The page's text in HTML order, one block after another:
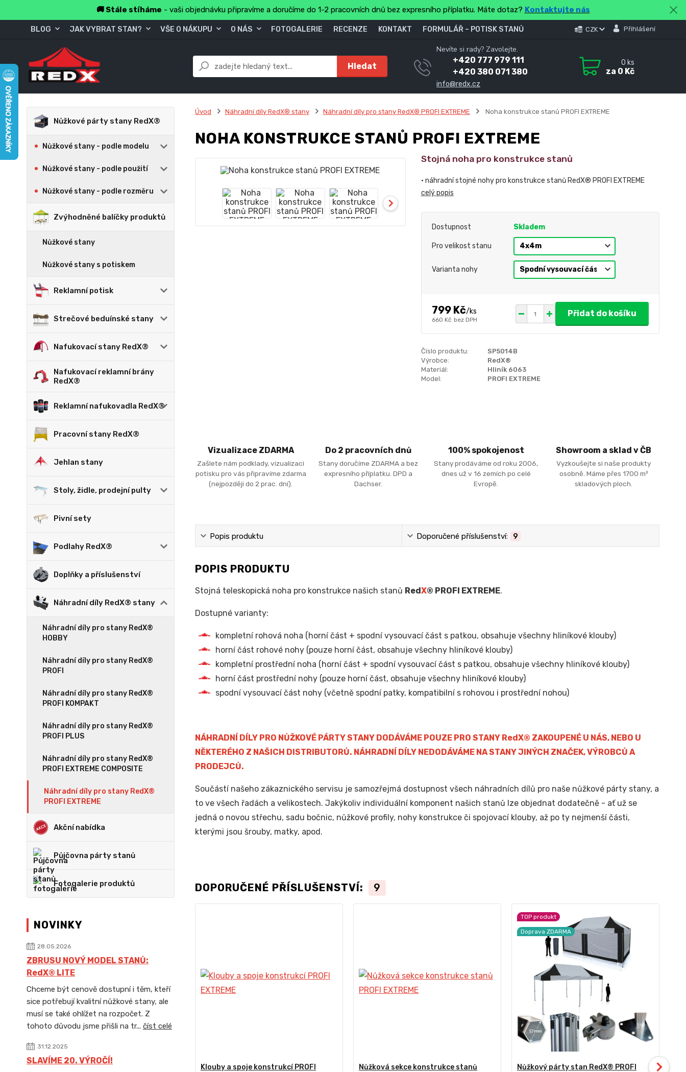
🚚 Stále stíháme - vaši objednávku připravíme a doručíme do 1-2 pracovních dnů bez expresního příplatku. Máte dotaz? Kontaktujte nás
BLOG JAK VYBRAT STAN? VŠE O NÁKUPU O NÁS FOTOGALERIE RECENZE KONTAKT FORMULÁŘ – POTISK STANŮ CZK Přihlášení
Hledat
Nevíte si rady? Zavolejte.
+420 777 979 111
+420 380 071 380
info@redx.cz
0 ks
za 0 Kč
Nůžkové párty stany RedX®
Nůžkové stany - podle modelu
Nůžkové stany - podle použití
Nůžkové stany - podle rozměru
Zvýhodněné balíčky produktů
Nůžkové stany
Nůžkové stany s potiskem
Reklamní potisk
Strečové beduínské stany
Nafukovací stany RedX®
Nafukovací reklamní brány
RedX®
Reklamní nafukovadla RedX®
Pracovní stany RedX®
Jehlan stany
Stoly, židle, prodejní pulty
Pivní sety
Podlahy RedX®
Doplňky a příslušenství
Náhradní díly RedX® stany
Náhradní díly pro stany RedX®
HOBBY
Náhradní díly pro stany RedX®
PROFI
Náhradní díly pro stany RedX®
PROFI KOMPAKT
Náhradní díly pro stany RedX®
PROFI PLUS
Náhradní díly pro stany RedX®
PROFI EXTREME COMPOSITE
Náhradní díly pro stany RedX®
PROFI EXTREME
Akční nabídka
Půjčovna párty stanů
Fotogalerie produktů
NOVINKY
28.05.2026
ZBRUSU NOVÝ MODEL STANŮ:
RedX® LITE
Chceme být cenově dostupní i těm, kteří
sice potřebují kvalitní nůžkové stany, ale
musí se také ohlížet na rozpočet. Z
tohoto důvodu jsme přišli na tr... číst celé
31.12.2025
SLAVÍME 20. VÝROČÍ!
Úvod Náhradní díly RedX® stany Náhradní díly pro stany RedX® PROFI EXTREME Noha konstrukce stanů PROFI EXTREME
NOHA KONSTRUKCE STANŮ PROFI EXTREME
Stojná noha pro konstrukce stanů
• náhradní stojné nohy pro konstrukce stanů RedX® PROFI EXTREME
celý popis
Dostupnost Skladem
Pro velikost stanu
Varianta nohy
799 Kč/ks
660 Kč bez DPH
Přidat do košíku
Číslo produktu:
SP5014B
Výrobce:
RedX®
Materiál:
Hliník 6063
Model:
PROFI EXTREME
Vizualizace ZDARMA
Zašlete nám podklady, vizualizaci
potisku pro vás připravíme zdarma
(nejpozději do 2 prac. dní).
Do 2 pracovních dnů
Stany doručíme ZDARMA a bez
expresního příplatku. DPD a
Dachser.
100% spokojenost
Stany prodáváme od roku 2006,
dnes už v 16 zemích po celé
Evropě.
Showroom a sklad v ČB
Vyzkoušejte si naše produkty
osobně. Máme přes 1700 m²
skladových ploch.
Popis produktu Doporučené příslušenství: 9
POPIS PRODUKTU
Stojná teleskopická noha pro konstrukce našich stanů RedX® PROFI EXTREME.
Dostupné varianty:
kompletní rohová noha (horní část + spodní vysouvací část s patkou, obsahuje všechny hliníkové klouby)
horní část rohové nohy (pouze horní část, obsahuje všechny hliníkové klouby)
kompletní prostřední noha (horní část + spodní vysouvací část s patkou, obsahuje všechny hliníkové klouby)
horní část prostřední nohy (pouze horní část, obsahuje všechny hliníkové klouby)
spodní vysouvací část nohy (včetně spodní patky, kompatibilní s rohovou i prostřední nohou)
NÁHRADNÍ DÍLY PRO NŮŽKOVÉ PÁRTY STANY DODÁVÁME POUZE PRO STANY RedX® ZAKOUPENÉ U NÁS, NEBO U
NĚKTERÉHO Z NAŠICH DISTRIBUTORŮ. NÁHRADNÍ DÍLY NEDODÁVÁME NA STANY JINÝCH ZNAČEK, VÝROBCŮ A
PRODEJCŮ.
Součástí našeho zákaznického servisu je samozřejmá dostupnost všech náhradních dílů pro naše nůžkové párty stany, a
to ve všech řadách a velikostech. Jakýkoliv individuální komponent našich stanů lze objednat dodatečně - ať už se
jedná o novou střechu, sadu bočnic, nůžkové profily, nohy konstrukce či spojovací klouby, až po ty nejmenší části,
kterými jsou šrouby, matky, apod.
DOPORUČENÉ PŘÍSLUŠENSTVÍ: 9
Klouby a spoje konstrukcí PROFI
Nůžková sekce konstrukce stanů
TOP produkt
Doprava ZDARMA
Nůžkový párty stan RedX® PROFI